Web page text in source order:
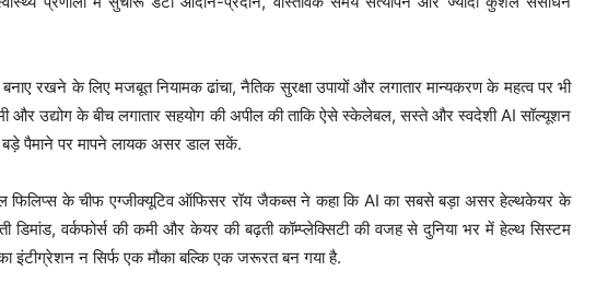
बनाए रखने के लिए मजबूत नियामक ढांचा, नैतिक सुरक्षा उपायों और लगातार मान्यकरण के महत्व पर भी
और उद्योग के बीच लगातार सहयोग की अपील की ताकि ऐसे स्केलेबल, सस्ते और स्वदेशी AI सॉल्यूशन
पैमाने पर मापने लायक असर डाल सकें.
फिलिप्स के चीफ एग्जीक्यूटिव ऑफिसर रॉय जैकब्स ने कहा कि AI का सबसे बड़ा असर हेल्थकेयर के
डिमांड, वर्कफोर्स की कमी और केयर की बढ़ती कॉम्प्लेक्सिटी की वजह से दुनिया भर में हेल्थ सिस्टम
इंटीग्रेशन न सिर्फ एक मौका बल्कि एक जरूरत बन गया है.